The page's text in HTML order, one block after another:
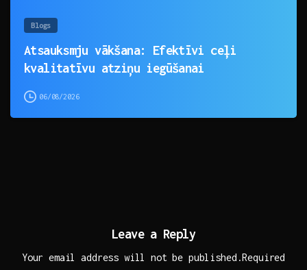
Blogs
Atsauksmju vākšana: Efektīvi ceļi
kvalitatīvu atziņu iegūšanai
06/08/2026
Leave a Reply
Your email address will not be published.Required